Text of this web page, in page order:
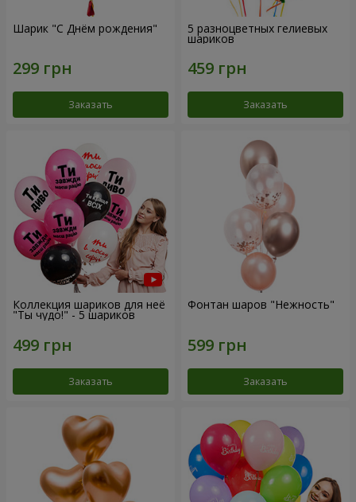
Шарик "С Днём рождения"
Заказать
5 разноцветных гелиевых
шариков
Заказать
Коллекция шариков для неё
"Ты чудо!" - 5 шариков
Заказать
Фонтан шаров "Нежность"
Заказать